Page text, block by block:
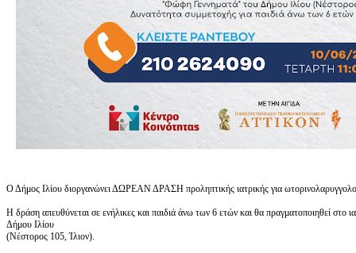
Ο Δήμος Ιλίου διοργανώνει ΔΩΡΕΑΝ ΔΡΑΣΗ προληπτικής ιατρικής για
Η δράση απευθύνεται σε ενήλικες και παιδιά άνω των 6 ετών και θα πραγματοποιηθεί
Δήμου Ιλίου
(Νέστορος 105, Ίλιον).